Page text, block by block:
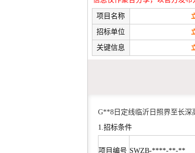
项目名称
招标单位
关键信息
G**8日定线临沂日照界至长深
1.招标条件
项目编号 SWZB-****-**-**